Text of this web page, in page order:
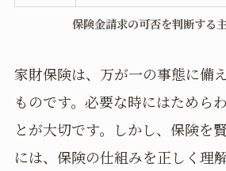
保険金請求の可否を判断する
家財保険は、万が一の事態に備
ものです。必要な時にはためら
とが大切です。しかし、保険を
には、保険の仕組みを正しく理